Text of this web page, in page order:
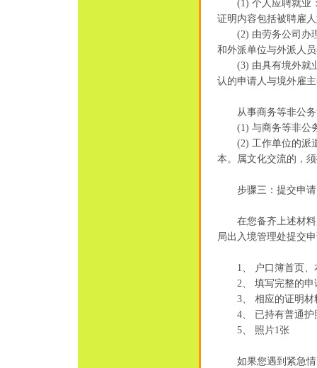
(1) 个人应聘就业：
证明内容包括被聘雇
(2) 由劳务公司办理
和外派单位与外派人
(3) 由具有境外就业
认的申请人与境外雇
从事商务等非公务
(1) 与商务等非公务
(2) 工作单位的派遣
本。属文化交流的，
步骤三：提交申请
在您备齐上述材料
局出入境管理处提交
1、 户口簿首页、
2、 填写完整的申
3、 相应的证明材
4、 已持有普通护
5、 照片1张
如果您遇到紧急情